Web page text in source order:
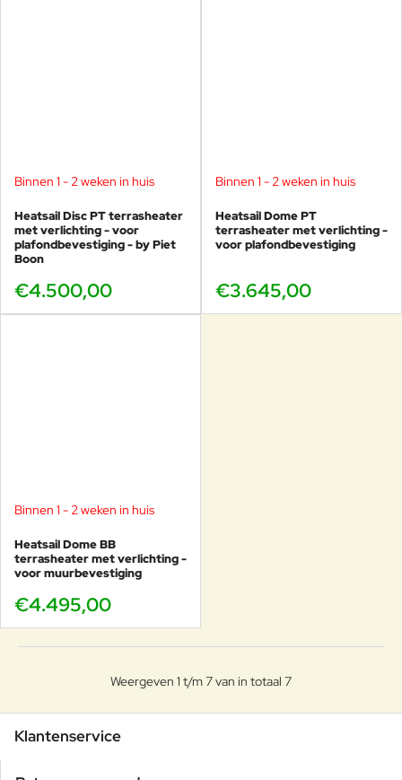
Binnen 1 - 2 weken in huis
Heatsail Disc PT terrasheater
met verlichting - voor
plafondbevestiging - by Piet
Boon
€4.500,00
Binnen 1 - 2 weken in huis
Heatsail Dome PT
terrasheater met verlichting -
voor plafondbevestiging
€3.645,00
Binnen 1 - 2 weken in huis
Heatsail Dome BB
terrasheater met verlichting -
voor muurbevestiging
€4.495,00
Weergeven 1 t/m 7 van in totaal 7
Klantenservice